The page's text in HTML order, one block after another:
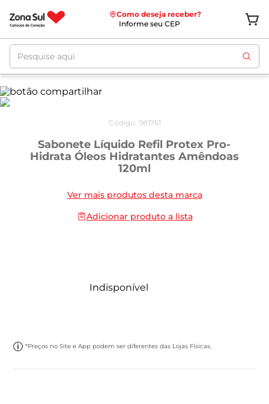
Como deseja receber?
Informe seu CEP
Pesquise aqui
Código: 981761
Sabonete Líquido Refil Protex Pro-
Hidrata Óleos Hidratantes Amêndoas
120ml
Ver mais produtos desta marca
Adicionar produto a lista
Indisponível
*Preços no Site e App podem ser diferentes das Lojas Físicas.